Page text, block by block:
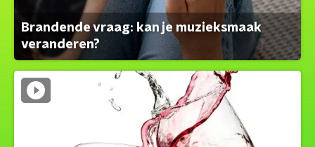
Brandende vraag: kan je muzieksmaak
veranderen?